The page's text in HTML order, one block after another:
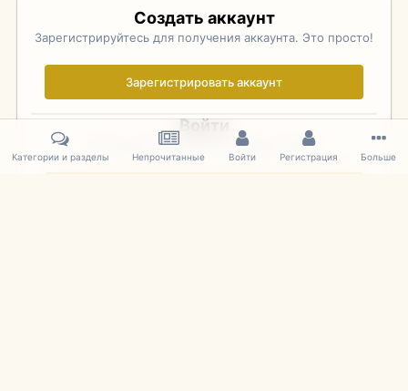
Создать аккаунт
Зарегистрируйтесь для получения аккаунта. Это просто!
Зарегистрировать аккаунт
Войти
Уже зарегистрированы? Войдите здесь.
Категории и разделы Непрочитанные Войти Регистрация Больше